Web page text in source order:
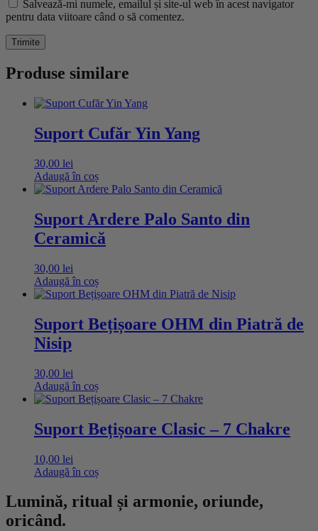
Salvează-mi numele, emailul și site-ul web în acest navigator
pentru data viitoare când o să comentez.
Produse similare
Suport Cufăr Yin Yang
30,00 lei
Adaugă în coș
Suport Ardere Palo Santo din
Ceramică
30,00 lei
Adaugă în coș
Suport Bețișoare OHM din Piatră de
Nisip
30,00 lei
Adaugă în coș
Suport Bețișoare Clasic – 7 Chakre
10,00 lei
Adaugă în coș
Lumină, ritual și armonie, oriunde,
oricând.